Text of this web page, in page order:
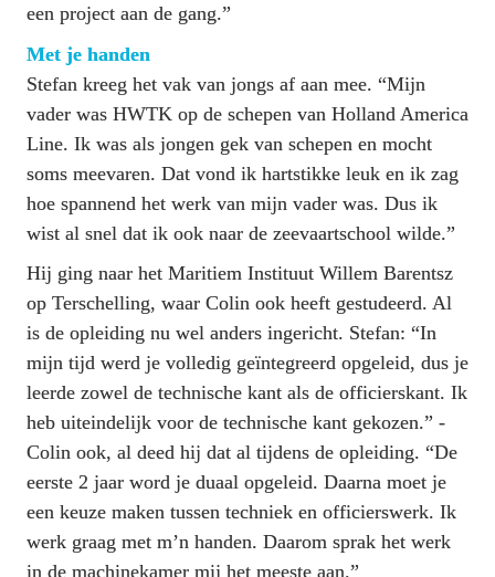
een project aan de gang.”
Met je handen
Stefan kreeg het vak van jongs af aan mee. “Mijn
vader was HWTK op de schepen van Holland America
Line. Ik was als jongen gek van schepen en mocht
soms meevaren. Dat vond ik hartstikke leuk en ik zag
hoe spannend het werk van mijn vader was. Dus ik
wist al snel dat ik ook naar de zeevaartschool wilde.”
Hij ging naar het Maritiem Instituut Willem ­Barentsz
op Terschelling, waar Colin ook heeft ­gestudeerd. Al
is de opleiding nu wel anders ­ingericht. Stefan: “In
mijn tijd werd je volledig ­geïntegreerd opgeleid, dus je
leerde zowel de technische kant als de officierskant. Ik
heb ­uiteindelijk voor de technische kant gekozen.” ­
Colin ook, al deed hij dat al tijdens de opleiding. “De
eerste 2 jaar word je duaal opgeleid. Daarna moet je
een keuze maken tussen techniek en ­officierswerk. Ik
werk graag met m’n handen. Daarom sprak het werk
in de machinekamer mij het meeste aan.”